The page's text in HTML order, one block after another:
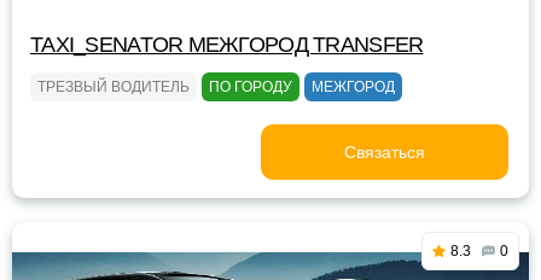
TAXI_SENATOR МЕЖГОРОД TRANSFER
ТРЕЗВЫЙ ВОДИТЕЛЬ ПО ГОРОДУ МЕЖГОРОД
Связаться
8.3 0